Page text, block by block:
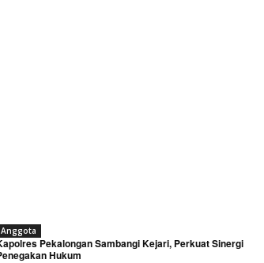
Anggota
Pekalongan Sambangi Kejari, Perkuat Sinergi
Hukum